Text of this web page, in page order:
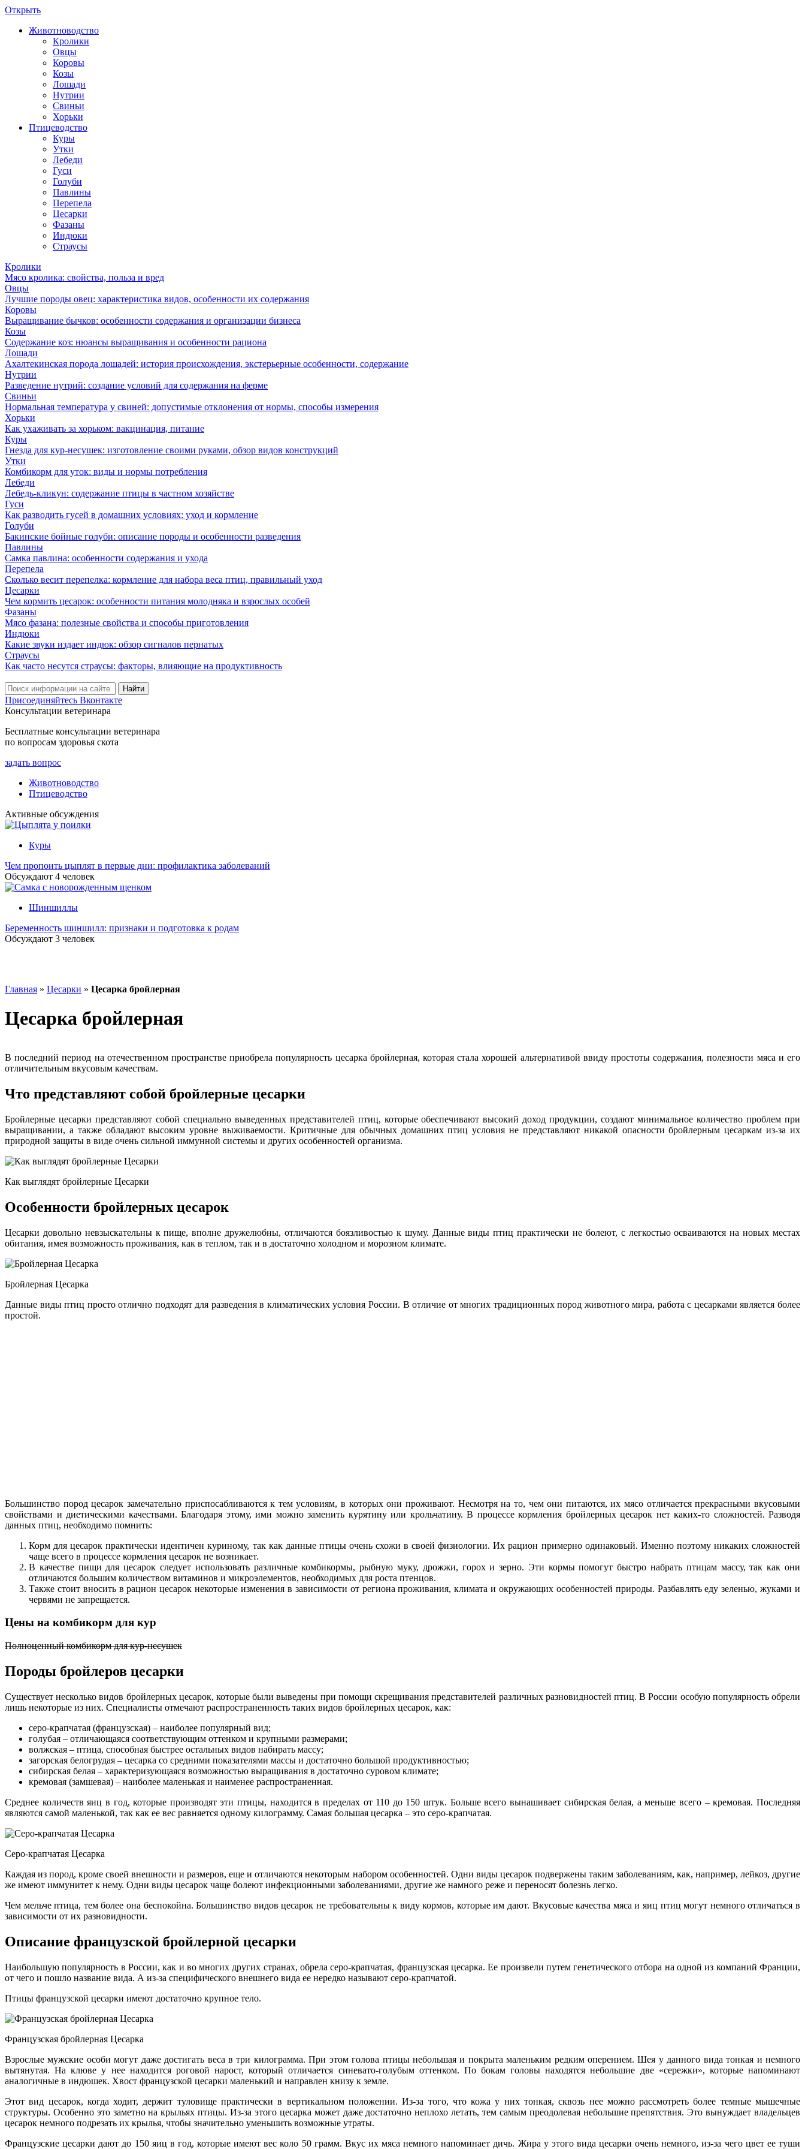
Открыть
Животноводство
Кролики
Овцы
Коровы
Козы
Лошади
Нутрии
Свиньи
Хорьки
Птицеводство
Куры
Утки
Лебеди
Гуси
Голуби
Павлины
Перепела
Цесарки
Фазаны
Индюки
Страусы
Кролики
Мясо кролика: свойства, польза и вред
Овцы
Лучшие породы овец: характеристика видов, особенности их содержания
Коровы
Выращивание бычков: особенности содержания и организации бизнеса
Козы
Содержание коз: нюансы выращивания и особенности рациона
Лошади
Ахалтекинская порода лошадей: история происхождения, экстерьерные особенности, содержание
Нутрии
Разведение нутрий: создание условий для содержания на ферме
Свиньи
Нормальная температура у свиней: допустимые отклонения от нормы, способы измерения
Хорьки
Как ухаживать за хорьком: вакцинация, питание
Куры
Гнезда для кур-несушек: изготовление своими руками, обзор видов конструкций
Утки
Комбикорм для уток: виды и нормы потребления
Лебеди
Лебедь-кликун: содержание птицы в частном хозяйстве
Гуси
Как разводить гусей в домашних условиях: уход и кормление
Голуби
Бакинские бойные голуби: описание породы и особенности разведения
Павлины
Самка павлина: особенности содержания и ухода
Перепела
Сколько весит перепелка: кормление для набора веса птиц, правильный уход
Цесарки
Чем кормить цесарок: особенности питания молодняка и взрослых особей
Фазаны
Мясо фазана: полезные свойства и способы приготовления
Индюки
Какие звуки издает индюк: обзор сигналов пернатых
Страусы
Как часто несутся страусы: факторы, влияющие на продуктивность
Присоединяйтесь Вконтакте
Консультации ветеринара
Бесплатные консультации ветеринара
по вопросам здоровья скота
задать вопрос
Животноводство
Птицеводство
Активные обсуждения
Куры
Чем пропоить цыплят в первые дни: профилактика заболеваний
Обсуждают 4 человек
Шиншиллы
Беременность шиншилл: признаки и подготовка к родам
Обсуждают 3 человек
Главная » Цесарки » Цесарка бройлерная
Цесарка бройлерная
В последний период на отечественном пространстве приобрела популярность цесарка бройлерная, которая стала хорошей альтернативой ввиду простоты содержания, полезности мяса и его
отличительным вкусовым качествам.
Что представляют собой бройлерные цесарки
Бройлерные цесарки представляют собой специально выведенных представителей птиц, которые обеспечивают высокий доход продукции, создают минимальное количество проблем при
выращивании, а также обладают высоким уровне выживаемости. Критичные для обычных домашних птиц условия не представляют никакой опасности бройлерным цесаркам из-за их
природной защиты в виде очень сильной иммунной системы и других особенностей организма.
Как выглядят бройлерные Цесарки
Особенности бройлерных цесарок
Цесарки довольно невзыскательны к пище, вполне дружелюбны, отличаются боязливостью к шуму. Данные виды птиц практически не болеют, с легкостью осваиваются на новых местах
обитания, имея возможность проживания, как в теплом, так и в достаточно холодном и морозном климате.
Бройлерная Цесарка
Данные виды птиц просто отлично подходят для разведения в климатических условия России. В отличие от многих традиционных пород животного мира, работа с цесарками является более
простой.
Большинство пород цесарок замечательно приспосабливаются к тем условиям, в которых они проживают. Несмотря на то, чем они питаются, их мясо отличается прекрасными вкусовыми
свойствами и диетическими качествами. Благодаря этому, ими можно заменить курятину или крольчатину. В процессе кормления бройлерных цесарок нет каких-то сложностей. Разводя
данных птиц, необходимо помнить:
Корм для цесарок практически идентичен куриному, так как данные птицы очень схожи в своей физиологии. Их рацион примерно одинаковый. Именно поэтому никаких сложностей
чаще всего в процессе кормления цесарок не возникает.
В качестве пищи для цесарок следует использовать различные комбикормы, рыбную муку, дрожжи, горох и зерно. Эти кормы помогут быстро набрать птицам массу, так как они
отличаются большим количеством витаминов и микроэлементов, необходимых для роста птенцов.
Также стоит вносить в рацион цесарок некоторые изменения в зависимости от региона проживания, климата и окружающих особенностей природы. Разбавлять еду зеленью, жуками и
червями не запрещается.
Цены на комбикорм для кур
Полноценный комбикорм для кур-несушек
Породы бройлеров цесарки
Существует несколько видов бройлерных цесарок, которые были выведены при помощи скрещивания представителей различных разновидностей птиц. В России особую популярность обрели
лишь некоторые из них. Специалисты отмечают распространенность таких видов бройлерных цесарок, как:
серо-крапчатая (французская) – наиболее популярный вид;
голубая – отличающаяся соответствующим оттенком и крупными размерами;
волжская – птица, способная быстрее остальных видов набирать массу;
загорская белогрудая – цесарка со средними показателями массы и достаточно большой продуктивностью;
сибирская белая – характеризующаяся возможностью выращивания в достаточно суровом климате;
кремовая (замшевая) – наиболее маленькая и наименее распространенная.
Среднее количеств яиц в год, которые производят эти птицы, находится в пределах от 110 до 150 штук. Больше всего вынашивает сибирская белая, а меньше всего – кремовая. Последняя
являются самой маленькой, так как ее вес равняется одному килограмму. Самая большая цесарка – это серо-крапчатая.
Серо-крапчатая Цесарка
Каждая из пород, кроме своей внешности и размеров, еще и отличаются некоторым набором особенностей. Одни виды цесарок подвержены таким заболеваниям, как, например, лейкоз, другие
же имеют иммунитет к нему. Одни виды цесарок чаще болеют инфекционными заболеваниями, другие же намного реже и переносят болезнь легко.
Чем мельче птица, тем более она беспокойна. Большинство видов цесарок не требовательны к виду кормов, которые им дают. Вкусовые качества мяса и яиц птиц могут немного отличаться в
зависимости от их разновидности.
Описание французской бройлерной цесарки
Наибольшую популярность в России, как и во многих других странах, обрела серо-крапчатая, французская цесарка. Ее произвели путем генетического отбора на одной из компаний Франции,
от чего и пошло название вида. А из-за специфического внешнего вида ее нередко называют серо-крапчатой.
Птицы французской цесарки имеют достаточно крупное тело.
Французская бройлерная Цесарка
Взрослые мужские особи могут даже достигать веса в три килограмма. При этом голова птицы небольшая и покрыта маленьким редким оперением. Шея у данного вида тонкая и немного
вытянутая. На клюве у нее находится роговой нарост, который отличается синевато-голубым оттенком. По бокам головы находятся небольшие две «сережки», которые напоминают
аналогичные в индюшек. Хвост французской цесарки маленький и направлен книзу к земле.
Этот вид цесарок, когда ходит, держит туловище практически в вертикальном положении. Из-за того, что кожа у них тонкая, сквозь нее можно рассмотреть более темные мышечные
структуры. Особенно это заметно на крыльях птицы. Из-за этого цесарка может даже достаточно неплохо летать, тем самым преодолевая небольшие препятствия. Это вынуждает владельцев
цесарок немного подрезать их крылья, чтобы значительно уменьшить возможные утраты.
Французские цесарки дают до 150 яиц в год, которые имеют вес коло 50 грамм. Вкус их мяса немного напоминает дичь. Жира у этого вида цесарки очень немного, из-за чего цвет ее туши